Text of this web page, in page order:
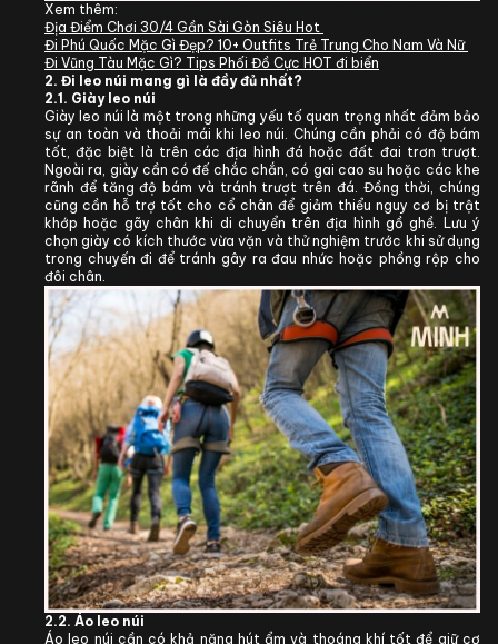
Xem thêm:
Địa Điểm Chơi 30/4 Gần Sài Gòn Siêu Hot
Đi Phú Quốc Mặc Gì Đẹp? 10+ Outfits Trẻ Trung Cho Nam Và Nữ
Đi Vũng Tàu Mặc Gì? Tips Phối Đồ Cực HOT đi biển
2. Đi leo núi mang gì là đầy đủ nhất?
2.1. Giày leo núi
Giày leo núi là một trong những yếu tố quan trọng nhất đảm bảo
sự an toàn và thoải mái khi leo núi. Chúng cần phải có độ bám
tốt, đặc biệt là trên các địa hình đá hoặc đất đai trơn trượt.
Ngoài ra, giày cần có đế chắc chắn, có gai cao su hoặc các khe
rãnh để tăng độ bám và tránh trượt trên đá. Đồng thời, chúng
cũng cần hỗ trợ tốt cho cổ chân để giảm thiểu nguy cơ bị trật
khớp hoặc gãy chân khi di chuyển trên địa hình gồ ghề. Lưu ý
chọn giày có kích thước vừa vặn và thử nghiệm trước khi sử dụng
trong chuyến đi để tránh gây ra đau nhức hoặc phồng rộp cho
đôi chân.
2.2. Áo leo núi
Áo leo núi cần có khả năng hút ẩm và thoáng khí tốt để giữ cơ